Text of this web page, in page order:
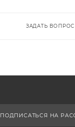
ЗАДАТЬ ВОПРОС
ПОДПИСАТЬСЯ НА